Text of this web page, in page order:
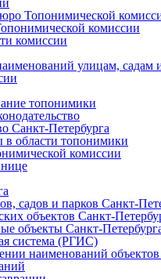
Топонимической
комиссии
комиссии
улицам, садам
топонимики
Санкт‑Петербурга
в области топонимики
комиссии
садов и парков
объектов
объекты
система (РГИС)
наименований объектов